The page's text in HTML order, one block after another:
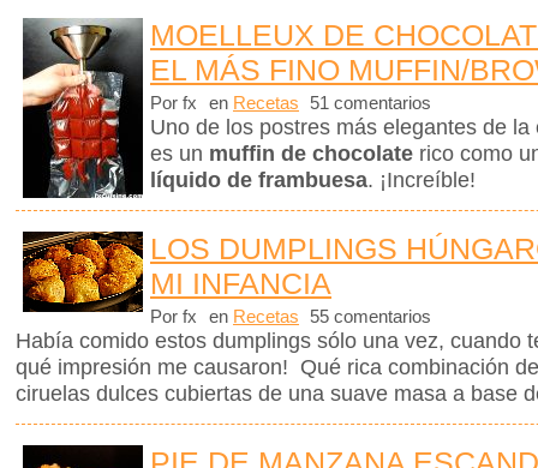
MOELLEUX DE
EL MÁS FINO MUFFIN/
Por fx en Recetas 51 comentarios
Uno de los postres más elegantes de
es un muffin de chocolate rico como
líquido de frambuesa. ¡Increíble!
LOS DUMPLINGS
MI INFANCIA
Por fx en Recetas 55 comentarios
Había comido estos dumplings sólo una vez, cuando
qué impresión me causaron! Qué rica combinación
ciruelas dulces cubiertas de una suave masa a base